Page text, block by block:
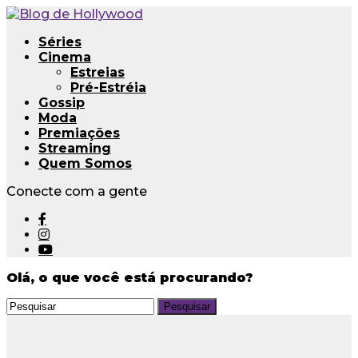
Séries
Cinema
Estreias
Pré-Estréia
Gossip
Moda
Premiações
Streaming
Quem Somos
Conecte com a gente
Olá, o que você está procurando?